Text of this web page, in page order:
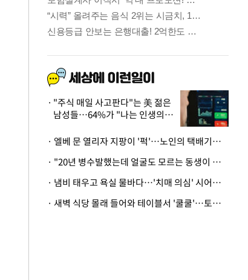
"주식 매일 사고판다"는 美 젊은
남성들…64%가 "나는 인생의
· 엘베 문 열리자 지팡이 '퍽'…노인의 택배기사 폭행 이유
· "20년 병수발했는데 얼굴도 모르는 동생이 유산 절반을"…배다른 형제 상속권 있을까
· 냄비 태우고 욕실 물바다…'치매 의심' 시어머니 검사 권유했다가 '날벼락'
· 새벽 식당 몰래 들어와 테이블서 '쿨쿨'…토사물 남기고 사라진 남성